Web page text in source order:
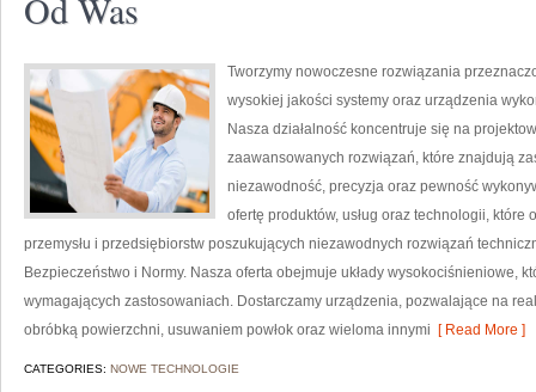
Od Was
Tworzymy nowoczesne rozwiązania
wysokiej jakości systemy oraz urządzenia
Nasza działalność koncentruje się na
zaawansowanych rozwiązań, które znajdują
niezawodność, precyzja oraz pewność
ofertę produktów, usług oraz technologii,
przemysłu i przedsiębiorstw poszukujących niezawodnych rozwiązań
Bezpieczeństwo i Normy. Nasza oferta obejmuje układy wysokociśnieniowe,
wymagających zastosowaniach. Dostarczamy urządzenia, pozwalające na
obróbką powierzchni, usuwaniem powłok oraz wieloma innymi [ Read More ]
CATEGORIES: NOWE TECHNOLOGIE